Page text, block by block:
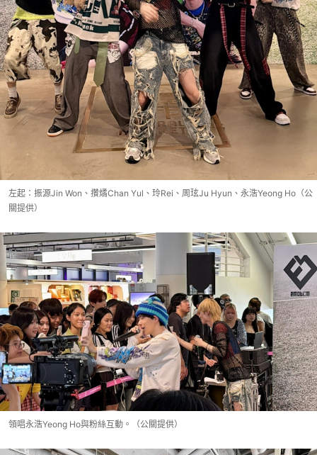
左起：振源Jin Won、攢燏Chan Yul、玲Rei、周玹Ju Hyun、永浩Yeong Ho（公
關提供）
領唱永浩Yeong Ho與粉絲互動。（公關提供）